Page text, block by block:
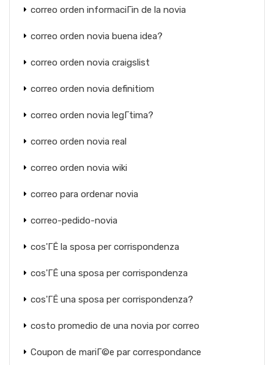
correo orden informaciГіn de la novia
correo orden novia buena idea?
correo orden novia craigslist
correo orden novia definitiom
correo orden novia legГ­tima?
correo orden novia real
correo orden novia wiki
correo para ordenar novia
correo-pedido-novia
cos'ГЁ la sposa per corrispondenza
cos'ГЁ una sposa per corrispondenza
cos'ГЁ una sposa per corrispondenza?
costo promedio de una novia por correo
Coupon de mariГ©e par correspondance